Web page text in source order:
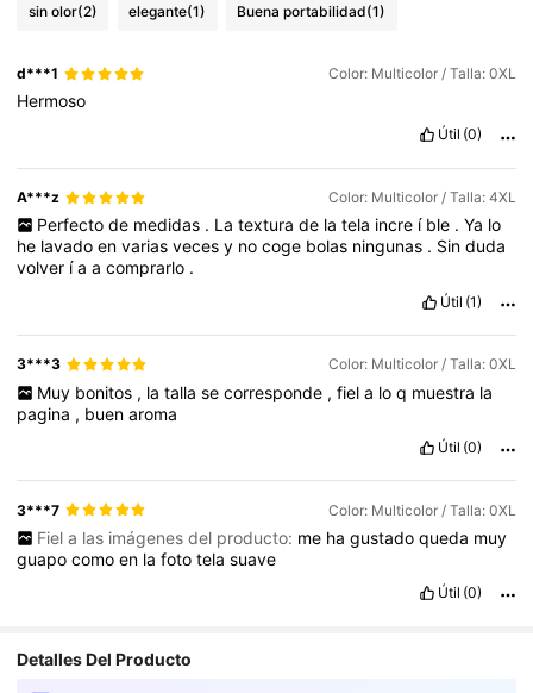
sin olor(2) elegante(1) Buena portabilidad(1)
d***1 Color: Multicolor / Talla: 0XL
Hermoso
Útil (0)
A***z Color: Multicolor / Talla: 4XL
Perfecto de medidas . La textura de la tela incre í ble . Ya lo
he lavadoenvariasvecesy nocoge bolas ningunas . Sinduda
volver íaacomprarlo .
Útil (1)
3***3 Color: Multicolor / Talla: 0XL
Muy bonitos , la talla se corresponde , fiel a lo q muestra la
pagina , buenaroma
Útil (0)
3***7 Color: Multicolor / Talla: 0XL
Fiel a las imágenes del producto: me ha gustado queda muy
guapocomoen lafototelasuave
Útil (0)
Detalles Del Producto